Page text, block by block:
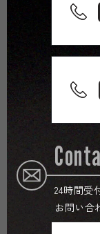
24時間受
お問い合